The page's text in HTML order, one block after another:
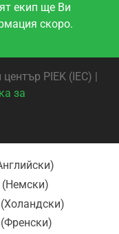
екип ще Ви
скоро.
PIEK (IEC) |
за
)
(Немски)
(Холандски)
Френски)